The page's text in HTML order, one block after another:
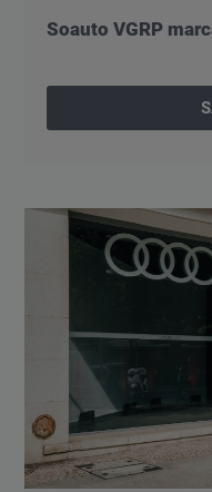
Soauto VGRP